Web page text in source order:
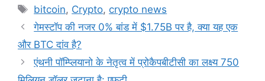
Tags
bitcoin, Crypto, crypto news
गेमस्टॉप की नजर 0% बांड में $1.75B पर है, क्या यह एक
और BTC दांव है?
एंथनी पॉम्प्लियानो के नेतृत्व में प्रोकैपबीटीसी का लक्ष्य 750